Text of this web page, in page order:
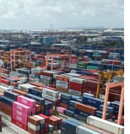
cứu hỏa đã tham gia khống
Paris. (Nguồn: Daily Mail)
lực lượng cứu hỏa
một chiến thuật đặc
dập tắt nhanh vụ